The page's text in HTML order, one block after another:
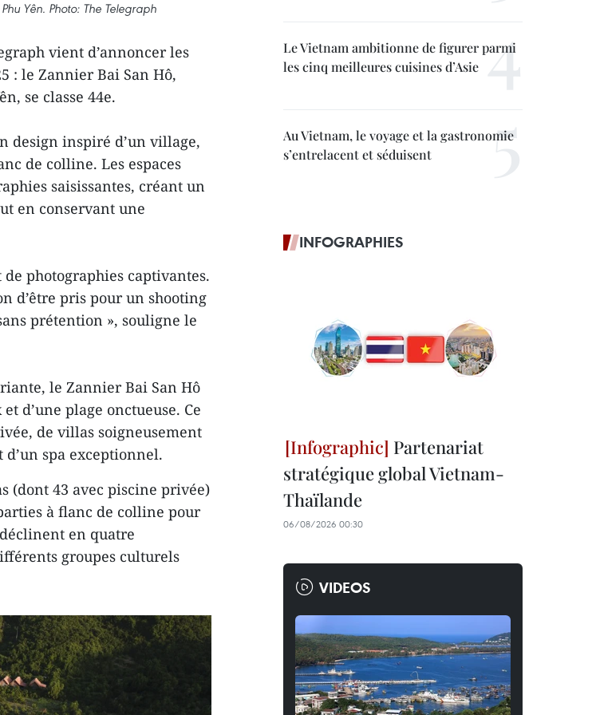
Yên. Photo: The Telegraph
vient d’annoncer les
: le Zannier Bai San Hô,
se classe 44e.
design inspiré d’un village,
de colline. Les espaces
saisissantes, créant un
en conservant une
de photographies captivantes.
d’être pris pour un shooting
prétention », souligne le
le Zannier Bai San Hô
d’une plage onctueuse. Ce
de villas soigneusement
d’un spa exceptionnel.
(dont 43 avec piscine privée)
à flanc de colline pour
en quatre
groupes culturels
Le Vietnam ambitionne de figurer parmi
les cinq meilleures cuisines d’Asie
Au Vietnam, le voyage et la gastronomie
s’entrelacent et séduisent
INFOGRAPHIES
Partenariat
stratégique global Vietnam-
Thaïlande
06/08/2026 00:30
VIDEOS